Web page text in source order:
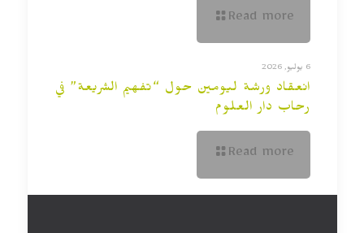
Read more
6 يوليو, 2026
انعقاد ورشة ليومين حول “تفهيم الشريعة” في
رحاب دار العلوم
Read more